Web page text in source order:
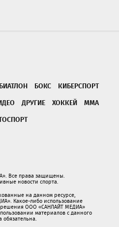
БИАТЛОН БОКС
КИБЕРСПОРТ
ДРУГИЕ ХОККЕЙ
ММА
Все права защищены.
новости спорта.
на данном ресурсе,
Какое-либо использование
ООО «САНЛАЙТ МЕДИА»
материалов с данного
обязательна.